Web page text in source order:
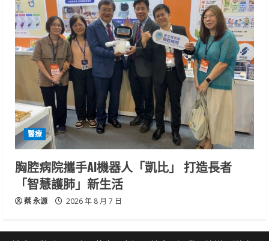
醫療
胸腔病院攜手AI機器人「凱比」 打造長者
「智慧護肺」新生活
蔡 永源 2026 年 8 月 7 日